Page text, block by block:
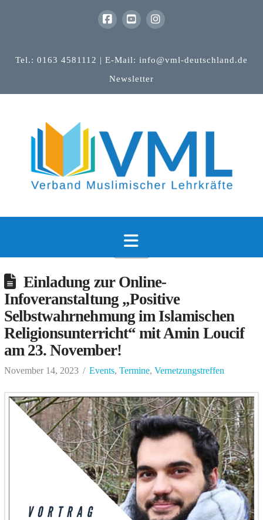
Tel.: 0163 4581112 | E-Mail: info@vml-deutschland.de
Newsletter
Navigation
Einladung zur Online-
Infoveranstaltung „Positive
Selbstwahrnehmung im Islamischen
Religionsunterricht“ mit Amin Loucif
am 23. November!
November 14, 2023 Events, Termine, Vernetzungstreffen